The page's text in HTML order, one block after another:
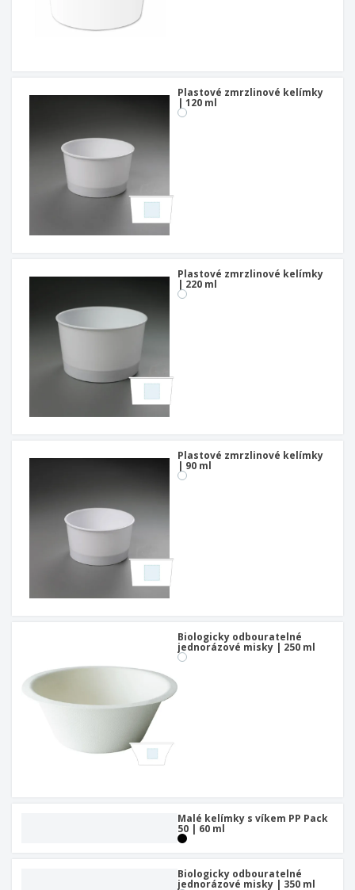
Plastové zmrzlinové kelímky
| 120 ml
Plastové zmrzlinové kelímky
| 220 ml
Plastové zmrzlinové kelímky
| 90 ml
Biologicky odbouratelné
jednorázové misky | 250 ml
Malé kelímky s víkem PP Pack
50 | 60 ml
Biologicky odbouratelné
jednorázové misky | 350 ml